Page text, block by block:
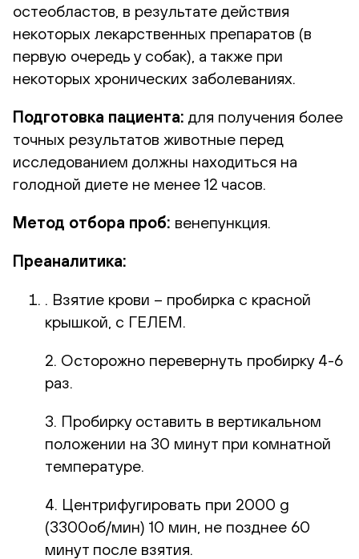
остеобластов, в результате действия
некоторых лекарственных препаратов (в
первую очередь у собак), а также при
некоторых хронических заболеваниях.
Подготовка пациента: для получения более
точных результатов животные перед
исследованием должны находиться на
голодной диете не менее 12 часов.
Метод отбора проб: венепункция.
Преаналитика:
. Взятие крови – пробирка с красной
крышкой, с ГЕЛЕМ.
2. Осторожно перевернуть пробирку 4-6
раз.
3. Пробирку оставить в вертикальном
положении на 30 минут при комнатной
температуре.
4. Центрифугировать при 2000 g
(3300об/мин) 10 мин, не позднее 60
минут после взятия.